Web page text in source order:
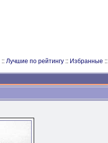
:: Лучшие по рейтингу:: Избранные ::